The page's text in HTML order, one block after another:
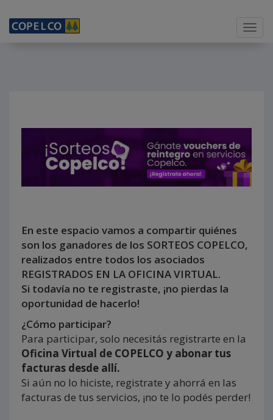
Menu
En este espacio vamos a compartir quiénes
son los ganadores de los SORTEOS COPELCO,
realizados entre todos los asociados
REGISTRADOS EN LA OFICINA VIRTUAL.
Si todavía no te registraste, ¡no pierdas la
oportunidad de hacerlo!
¿Cómo participar?
Para participar, solo necesitás registrarte en la
Oficina Virtual de COPELCO y abonar tus
facturas desde allí.
Si aún no lo hiciste, registrate y ahorrá en las
facturas de tus servicios, ¡no te lo podés perder!